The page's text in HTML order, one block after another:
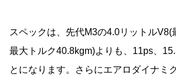
スペックは、先代M3の4.0リットルV8(
最大トルク40.8kgm)よりも、11ps、
とになります。さらにエアロダイナミ